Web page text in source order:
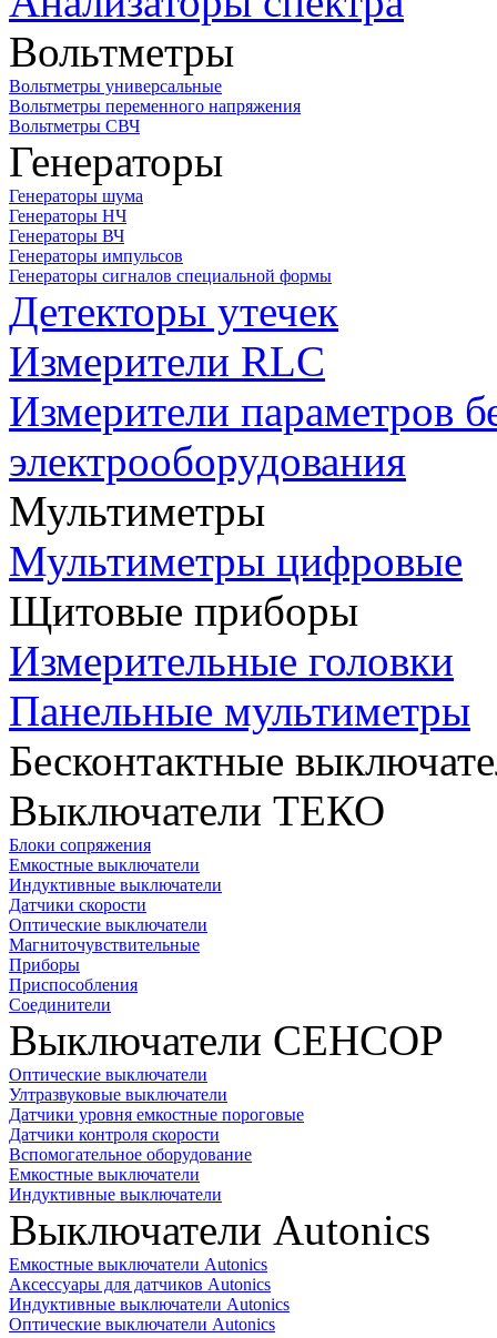
Вольтметры
Вольтметры универсальные
Вольтметры переменного напряжения
Вольтметры СВЧ
Генераторы
Генераторы шума
Генераторы НЧ
Генераторы ВЧ
Генераторы импульсов
Генераторы сигналов специальной формы
Детекторы утечек
Измерители RLC
Измерители параметров
электрооборудования
Мультиметры
Мультиметры цифровые
Щитовые приборы
Измерительные головки
Панельные мультиметры
Бесконтактные
Выключатели ТЕКО
Блоки сопряжения
Емкостные выключатели
Индуктивные выключатели
Датчики скорости
Оптические выключатели
Магниточувствительные
Приборы
Приспособления
Соединители
Выключатели СЕНСОР
Оптические выключатели
Ултразвуковые выключатели
Датчики уровня емкостные пороговые
Датчики контроля скорости
Вспомогательное оборудование
Емкостные выключатели
Индуктивные выключатели
Выключатели Autonics
Емкостные выключатели Autonics
Аксессуары для датчиков Autonics
Индуктивные выключатели Autonics
Оптические выключатели Autonics